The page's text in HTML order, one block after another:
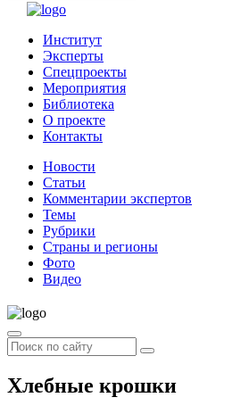
Институт
Эксперты
Спецпроекты
Мероприятия
Библиотека
О проекте
Контакты
Новости
Статьи
Комментарии экспертов
Темы
Рубрики
Страны и регионы
Фото
Видео
Хлебные крошки